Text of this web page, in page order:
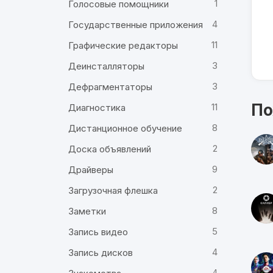
Голосовые помощники
1
Государственные приложения
4
Графические редакторы
11
Деинсталляторы
3
Дефрагментаторы
3
Диагностика
11
Дистанционное обучение
8
Доска объявлений
2
Драйверы
9
Загрузочная флешка
2
Заметки
8
Запись видео
5
Запись дисков
4